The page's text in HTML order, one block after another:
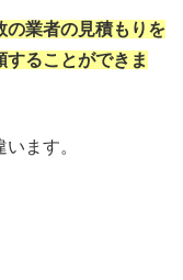
の業者の見積もりを
ることができま
ます。